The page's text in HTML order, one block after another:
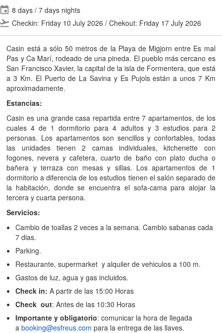
8 days / 7 days nights
Checkin: Friday 10 July 2026 / Chekout: Friday 17 July 2026
Casin está a sólo 50 metros de la Playa de Migjorn entre Es mal
Pas y Ca Marí, rodeado de una pineda. El pueblo más cercano es
San Francisco Xavier, la capital de la isla de Formentera, que está
a 3 Km. El Puerto de La Savina y Es Pujols están a unos 7 Km
aproximadamente.
Estancias:
Casin es una grande casa repartida entre 7 apartamentos, de los
cuales 4 de 1 dormitorio para 4 adultos y 3 estudios para 2
personas. Los apartamentos son sencillos y confortables, todas
las unidades tienen 2 camas individuales, kitchenette con
fogones, nevera y cafetera, cuarto de baño con plato ducha o
bañera y terraza con mesas y sillas. Los apartamentos de 1
dormitorio a diferencia de los estudios tienen el salón separado de
la habitación, donde se encuentra el sofa-cama para alojar la
tercera y cuarta persona.
Servicios:
Cambio de toallas 2 veces a la semana. Cambio sabanas cada
7 dias.
Parking.
Restaurante, supermarket y alquiler de vehiculos a 100 m.
Gastos de luz, agua y gas incluidos.
Check in: A partir de las 15:00 Horas
Check out: Antes de las 10:30 Horas
Importante y obligatorio: comunicar la hora de llegada
abooking@esfreus.com para la entrega de las llaves.